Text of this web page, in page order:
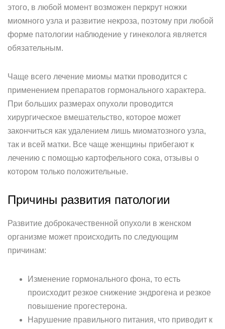
этого, в любой момент возможен перкрут ножки
миомного узла и развитие некроза, поэтому при любой
форме патологии наблюдение у гинеколога является
обязательным.
Чаще всего лечение миомы матки проводится с
применением препаратов гормонального характера.
При больших размерах опухоли проводится
хирургическое вмешательство, которое может
закончиться как удалением лишь миоматозного узла,
так и всей матки. Все чаще женщины прибегают к
лечению с помощью картофельного сока, отзывы о
котором только положительные.
Причины развития патологии
Развитие доброкачественной опухоли в женском
организме может происходить по следующим
причинам:
Изменение гормонального фона, то есть
происходит резкое снижение эндрогена и резкое
повышение прогестерона.
Нарушение правильного питания, что приводит к